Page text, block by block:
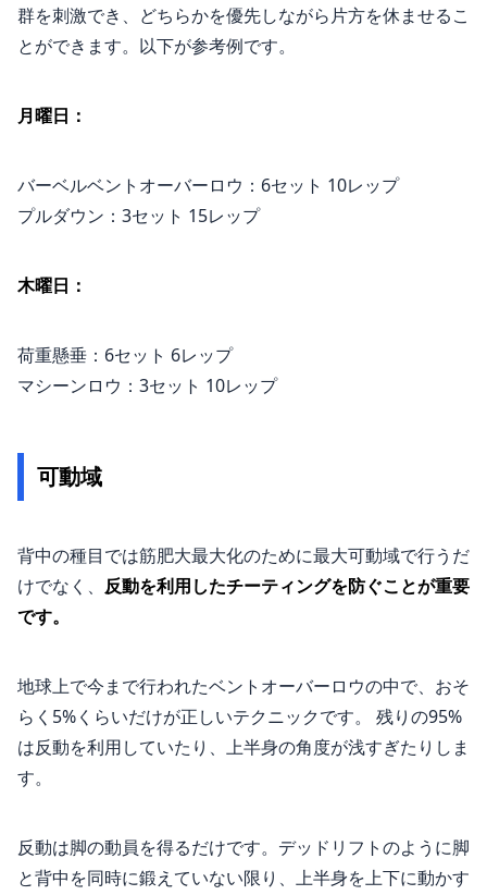
群を刺激でき、どちらかを優先しながら片方を休ませるこ
とができます。以下が参考例です。
月曜日：
バーベルベントオーバーロウ：6セット 10レップ
プルダウン：3セット 15レップ
木曜日：
荷重懸垂：6セット 6レップ
マシーンロウ：3セット 10レップ
可動域
背中の種目では筋肥大最大化のために最大可動域で行うだ
けでなく、 反動を利用したチーティングを防ぐことが重要
です。
地球上で今まで行われたベントオーバーロウの中で、おそ
らく5%くらいだけが正しいテクニックです。 残りの95%
は反動を利用していたり、上半身の角度が浅すぎたりしま
す。
反動は脚の動員を得るだけです。デッドリフトのように脚
と背中を同時に鍛えていない限り、上半身を上下に動かす